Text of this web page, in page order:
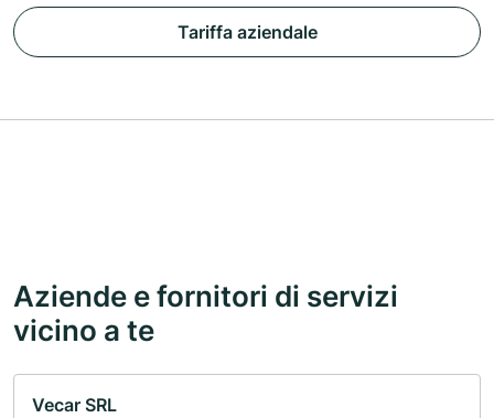
Tariffa aziendale
Aziende e fornitori di servizi
vicino a te
Vecar SRL